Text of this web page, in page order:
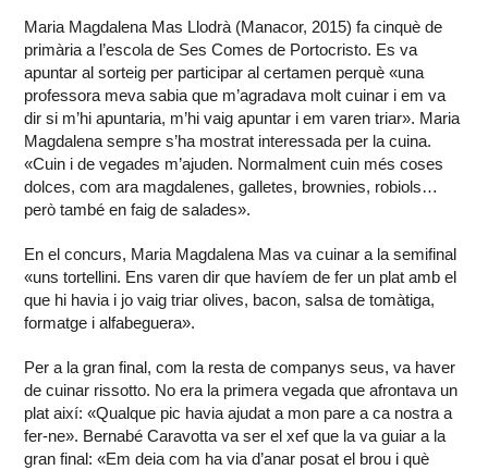
Maria Magdalena Mas Llodrà (Manacor, 2015) fa cinquè de
primària a l’escola de Ses Comes de Portocristo. Es va
apuntar al sorteig per participar al certamen perquè «una
professora meva sabia que m’agradava molt cuinar i em va
dir si m’hi apuntaria, m’hi vaig apuntar i em varen triar». Maria
Magdalena sempre s’ha mostrat interessada per la cuina.
«Cuin i de vegades m’ajuden. Normalment cuin més coses
dolces, com ara magdalenes, galletes, brownies, robiols…
però també en faig de salades».
En el concurs, Maria Magdalena Mas va cuinar a la semifinal
«uns tortellini. Ens varen dir que havíem de fer un plat amb el
que hi havia i jo vaig triar olives, bacon, salsa de tomàtiga,
formatge i alfabeguera».
Per a la gran final, com la resta de companys seus, va haver
de cuinar rissotto. No era la primera vegada que afrontava un
plat així: «Qualque pic havia ajudat a mon pare a ca nostra a
fer-ne». Bernabé Caravotta va ser el xef que la va guiar a la
gran final: «Em deia com ha via d’anar posat el brou i què